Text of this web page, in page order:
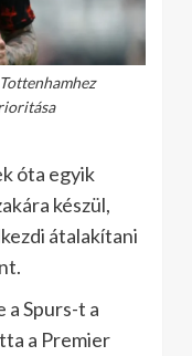
óta egyik
készül,
átalakítani
a Spurs-t a
a Premier